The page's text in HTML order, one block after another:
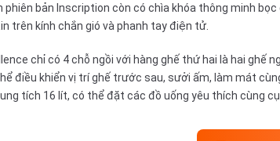
phiên bản Inscription còn có chìa khóa thông minh
trên kính chắn gió và phanh tay điện tử.
chỉ có 4 chỗ ngồi với hàng ghế thứ hai là hai
điều khiển vị trí ghế trước sau, sưởi ấm, làm mát
tích 16 lít, có thể đặt các đồ uống yêu thích cùng